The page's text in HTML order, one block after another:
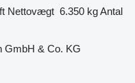
Nettovægt 6.350 kgAntal
GmbH & Co. KG